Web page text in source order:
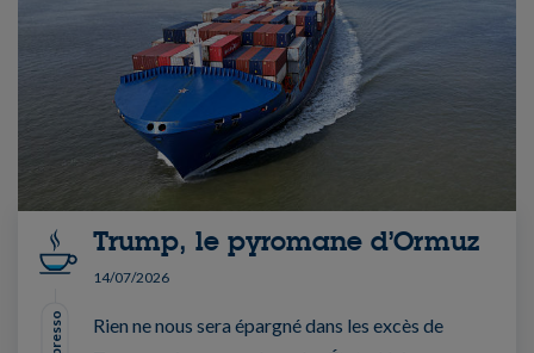
Trump, le pyromane d’Ormuz
14/07/2026
Rien ne nous sera épargné dans les excès de